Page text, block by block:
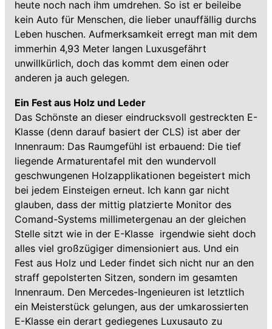
heute noch nach ihm umdrehen. So ist er beileibe
kein Auto für Menschen, die lieber unauffällig durchs
Leben huschen. Aufmerksamkeit erregt man mit dem
immerhin 4,93 Meter langen Luxusgefährt
unwillkürlich, doch das kommt dem einen oder
anderen ja auch gelegen.
Ein Fest aus Holz und Leder
Das Schönste an dieser eindrucksvoll gestreckten E-
Klasse (denn darauf basiert der CLS) ist aber der
Innenraum: Das Raumgefühl ist erbauend: Die tief
liegende Armaturentafel mit den wundervoll
geschwungenen Holzapplikationen begeistert mich
bei jedem Einsteigen erneut. Ich kann gar nicht
glauben, dass der mittig platzierte Monitor des
Comand-Systems millimetergenau an der gleichen
Stelle sitzt wie in der E-Klasse  irgendwie sieht doch
alles viel großzügiger dimensioniert aus. Und ein
Fest aus Holz und Leder findet sich nicht nur an den
straff gepolsterten Sitzen, sondern im gesamten
Innenraum. Den Mercedes-Ingenieuren ist letztlich
ein Meisterstück gelungen, aus der umkarossierten
E-Klasse ein derart gediegenes Luxusauto zu